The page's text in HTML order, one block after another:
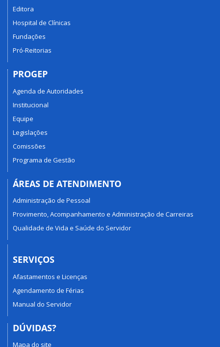
Editora
Hospital de Clínicas
Fundações
Pró-Reitorias
PROGEP
Agenda de Autoridades
Institucional
Equipe
Legislações
Comissões
Programa de Gestão
ÁREAS DE ATENDIMENTO
Administração de Pessoal
Provimento, Acompanhamento e Administração de Carreiras
Qualidade de Vida e Saúde do Servidor
SERVIÇOS
Afastamentos e Licenças
Agendamento de Férias
Manual do Servidor
DÚVIDAS?
Mapa do site